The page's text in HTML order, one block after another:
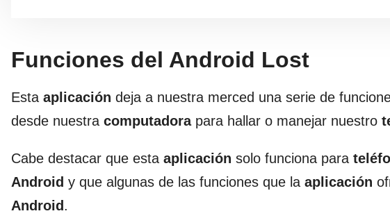
Funciones del Android Lost
Esta aplicación deja a nuestra merced una serie de
desde nuestra computadorapara hallar o manejar nuestro
Cabe destacar que esta aplicación solo funciona para
Android y que algunas de las funciones que la aplicación
Android.